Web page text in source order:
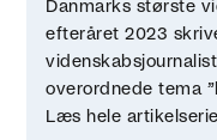
Danmarks største
efteråret 2023
overordnede tema
Læs hele